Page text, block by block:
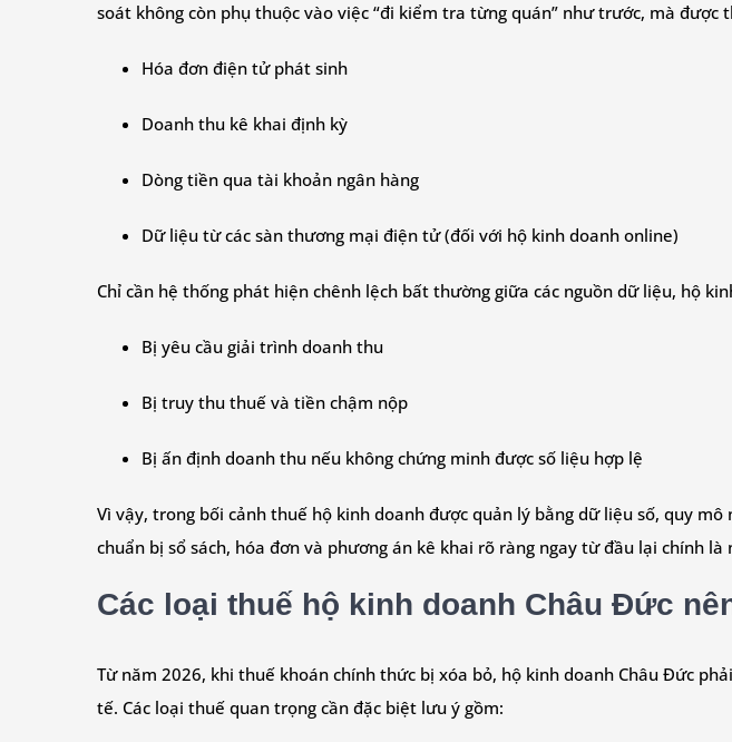
soát không còn phụ thuộc vào việc “đi kiểm tra từng quán” như trước, mà
Hóa đơn điện tử phát sinh
Doanh thu kê khai định kỳ
Dòng tiền qua tài khoản ngân hàng
Dữ liệu từ các sàn thương mại điện tử (đối với hộ kinh doanh online)
Chỉ cần hệ thống phát hiện chênh lệch bất thường giữa các nguồn dữ liệu, hộ
Bị yêu cầu giải trình doanh thu
Bị truy thu thuế và tiền chậm nộp
Bị ấn định doanh thu nếu không chứng minh được số liệu hợp lệ
Vì vậy, trong bối cảnh thuế hộ kinh doanh được quản lý bằng dữ liệu số, quy
chuẩn bị sổ sách, hóa đơn và phương án kê khai rõ ràng ngay từ đầu lại chính
Các loại thuế hộ kinh doanh Châu Đức
Từ năm 2026, khi thuế khoán chính thức bị xóa bỏ, hộ kinh doanh Châu Đức
tế. Các loại thuế quan trọng cần đặc biệt lưu ý gồm: